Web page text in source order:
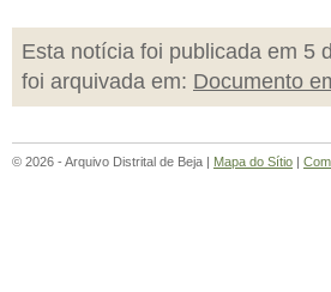
Esta notícia foi publicada em 5
foi arquivada em: Documento
© 2026 - Arquivo Distrital de Beja | Mapa do Sítio |